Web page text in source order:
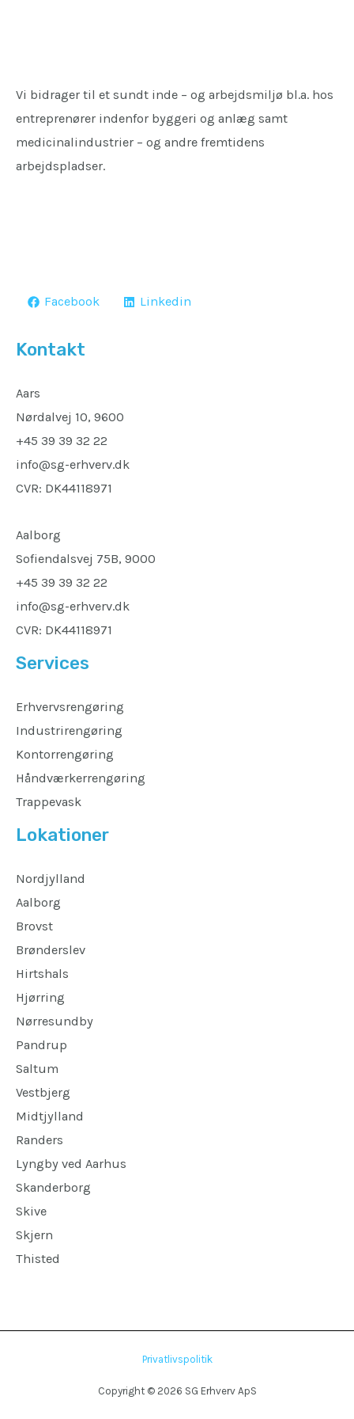
Vi bidrager til et sundt inde – og arbejdsmiljø bl.a. hos
entreprenører indenfor byggeri og anlæg samt
medicinalindustrier – og andre fremtidens
arbejdspladser.
Facebook Linkedin
Kontakt
Aars
Nørdalvej 10, 9600
+45 39 39 32 22
info@sg-erhverv.dk
CVR: DK44118971
Aalborg
Sofiendalsvej 75B, 9000
+45 39 39 32 22
info@sg-erhverv.dk
CVR: DK44118971
Services
Erhvervsrengøring
Industrirengøring
Kontorrengøring
Håndværkerrengøring
Trappevask
Lokationer
Nordjylland
Aalborg
Brovst
Brønderslev
Hirtshals
Hjørring
Nørresundby
Pandrup
Saltum
Vestbjerg
Midtjylland
Randers
Lyngby ved Aarhus
Skanderborg
Skive
Skjern
Thisted
Privatlivspolitik
Copyright © 2026 SG Erhverv ApS